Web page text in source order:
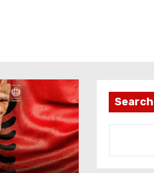
Search